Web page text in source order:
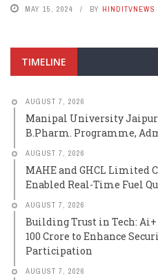
MAY 15, 2024 BY HINDITVNEWS
TIMELINE
AUGUST 7, 2026
Manipal University Jaipur
B.Pharm. Programme,
AUGUST 7, 2026
MAHE and GHCL Limited
Enabled Real-Time Fuel
AUGUST 7, 2026
Building Trust in Tech:
100 Crore to Enhance
Participation
AUGUST 7, 2026